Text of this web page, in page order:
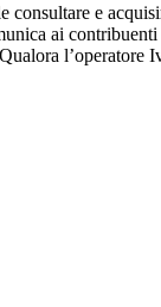
e
ai
l’operatore